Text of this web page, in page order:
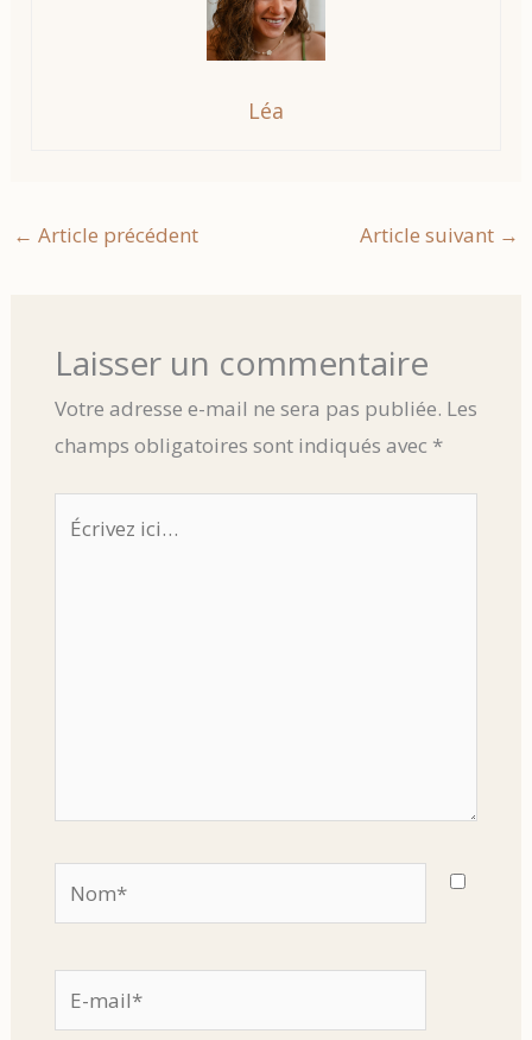
Léa
← Article précédent Article suivant →
Laisser un commentaire
Votre adresse e-mail ne sera pas publiée. Les
champs obligatoires sont indiqués avec *
Écrivez
Nom*
E-
mail*